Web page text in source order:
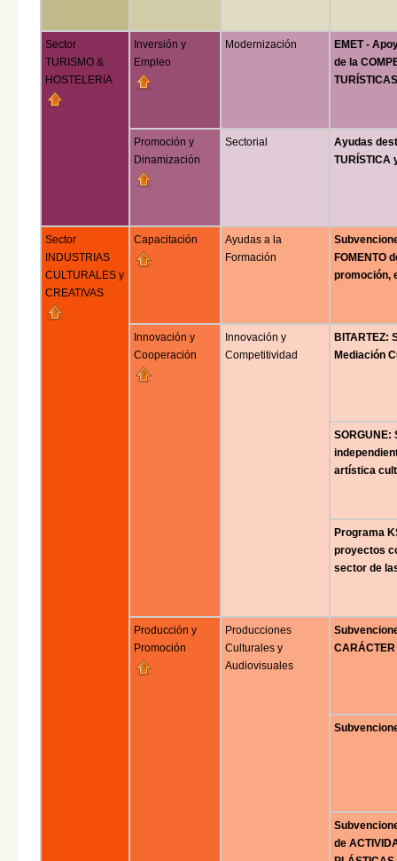
Sector
TURISMO &
HOSTELERíA
Inversión y
Empleo
Modernización
EMET -
de la
TURÍSTICAS
Promoción y
Dinamización
Sectorial
Ayudas
TURÍSTICA
Sector
INDUSTRIAS
CULTURALES y
CREATIVAS
Capacitación
Ayudas a la
Formación
FOMENTO
promoción,
Innovación y
Cooperación
Innovación y
Competitividad
BITARTEZ:
Mediación
artística
Programa
proyectos
sector de
Producción y
Promoción
Producciones
Culturales y
Audiovisuales
de